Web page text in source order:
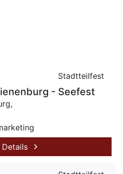
Stadtteilfest
- Seefest
Details